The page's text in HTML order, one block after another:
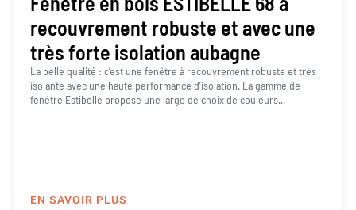
recouvrement robuste et avec une
très forte isolation aubagne
La belle qualité : c’est une fenêtre à recouvrement robuste et très
isolante avec une haute performance d’isolation. La gamme de
fenêtre Estibelle propose une large de choix de couleurs...
EN SAVOIR PLUS